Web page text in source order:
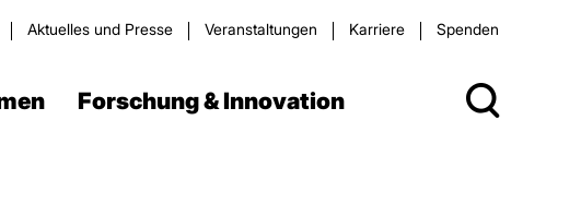
Aktuelles und Presse Veran­staltungen Karriere Spenden
Forschung & Innovation